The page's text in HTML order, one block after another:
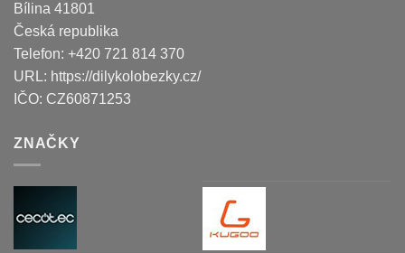
Bílina 41801
Česká republika
Telefon: +420 721 814 370
URL: https://dilykolobezky.cz/
IČO: CZ60871253
ZNAČKY